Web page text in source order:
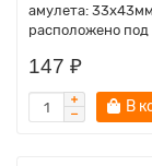
амулета:
расположено под
147 ₽
В